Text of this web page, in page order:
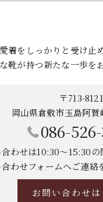
着をしっかりと受け
靴が持つ新たな一歩を
〒713-8121
岡山県倉敷市玉島阿
086-
わせは10:30～15:30の
わせフォームへご連絡
お問い合わせは